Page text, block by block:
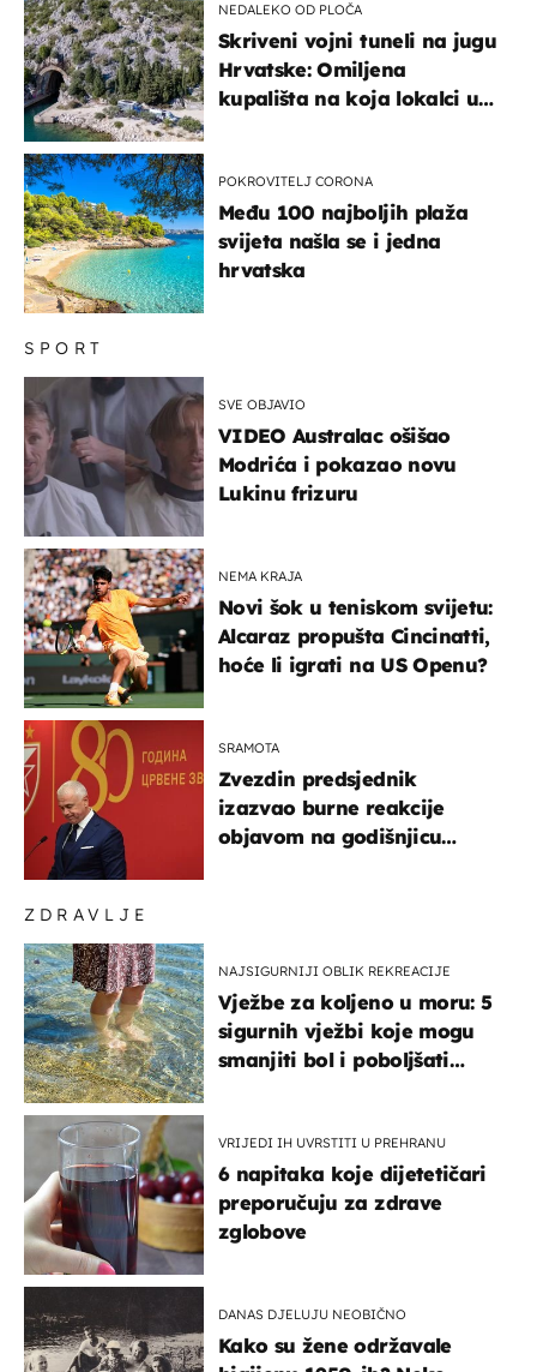
ZDRAVLJE
NAJSIGURNIJI OBLIK REKREACIJE
Vježbe za koljeno u moru: 5
sigurnih vježbi koje mogu
smanjiti bol i poboljšati
VRIJEDI IH UVRSTITI U PREHRANU
6 napitaka koje dijetetičari
preporučuju za zdrave
zglobove
DANAS DJELUJU NEOBIČNO
Kako su žene održavale
SPORT
SVE OBJAVIO
VIDEO Australac ošišao
Modrića i pokazao novu
Lukinu frizuru
NEMA KRAJA
Novi šok u teniskom svijetu:
Alcaraz propušta Cincinatti,
hoće li igrati na US Openu?
SRAMOTA
Zvezdin predsjednik
izazvao burne reakcije
objavom na godišnjicu
NEDALEKO OD PLOČA
Skriveni vojni tuneli na jugu
Hrvatske: Omiljena
kupališta na koja lokalci u
POKROVITELJ CORONA
Među 100 najboljih plaža
svijeta našla se i jedna
hrvatska